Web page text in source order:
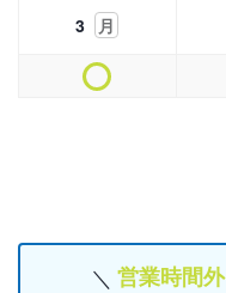
3 月
営業時間外